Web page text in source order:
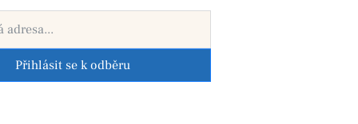
Přihlásit se k odběru